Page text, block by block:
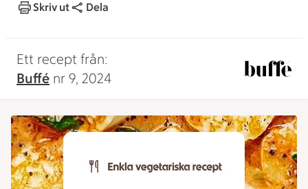
Skriv ut Dela
Ett recept från:
Buffé nr 9, 2024